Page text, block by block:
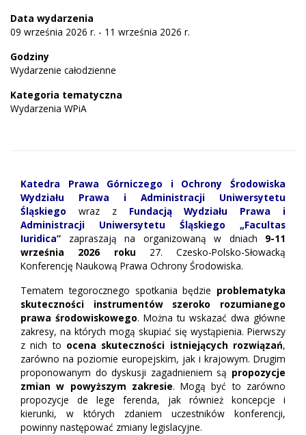
Data wydarzenia
09 września 2026 r. - 11 września 2026 r.
Godziny
Wydarzenie całodzienne
Kategoria tematyczna
Wydarzenia WPiA
Katedra Prawa Górniczego i Ochrony Środowiska
Wydziału Prawa i Administracji Uniwersytetu
Śląskiego wraz z Fundacją Wydziału Prawa i
Administracji Uniwersytetu Śląskiego „Facultas
Iuridica” zapraszają na organizowaną w dniach 9-11
września 2026 roku 27. Czesko-Polsko-Słowacką
Konferencję Naukową Prawa Ochrony Środowiska.
Tematem tegorocznego spotkania będzie problematyka
skuteczności instrumentów szeroko rozumianego
prawa środowiskowego. Można tu wskazać dwa główne
zakresy, na których mogą skupiać się wystąpienia. Pierwszy
z nich to ocena skuteczności istniejących rozwiązań,
zarówno na poziomie europejskim, jak i krajowym. Drugim
proponowanym do dyskusji zagadnieniem są propozycje
zmian w powyższym zakresie. Mogą być to zarówno
propozycje de lege ferenda, jak również koncepcje i
kierunki, w których zdaniem uczestników konferencji,
powinny następować zmiany legislacyjne.